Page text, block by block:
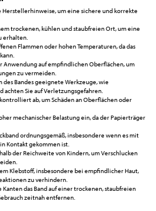
Herstellerhinweise, um eine sichere und korrekte
trockenen, kühlen und staubfreien Ort, um eine
erhalten.
Flammen oder hohen Temperaturen, da das
Anwendung auf empfindlichen Oberflächen, um
zu vermeiden.
Bandes geeignete Werkzeuge, wie
achten Sie auf Verletzungsgefahren.
ab, um Schäden an Oberflächen oder
mechanischer Belastung ein, da der Papierträger
ordnungsgemäß, insbesondere wenn es mit
Kontakt gekommen ist.
der Reichweite von Kindern, um Verschlucken
Klebstoff, insbesondere bei empfindlicher Haut,
zu verhindern.
das Band auf einer trockenen, staubfreien
zeitnah entfernen.